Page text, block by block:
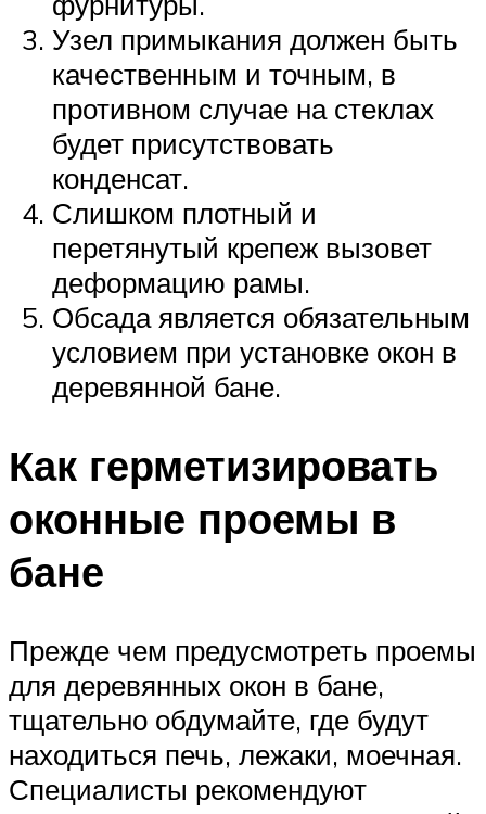
Узел примыкания должен быть
качественным и точным, в
противном случае на стеклах
будет присутствовать
конденсат.
Слишком плотный и
перетянутый крепеж вызовет
деформацию рамы.
Обсада является обязательным
условием при установке окон в
деревянной бане.
Как герметизировать
оконные проемы в
бане
Прежде чем предусмотреть проемы
для деревянных окон в бане,
тщательно обдумайте, где будут
находиться печь, лежаки, моечная.
Специалисты рекомендуют